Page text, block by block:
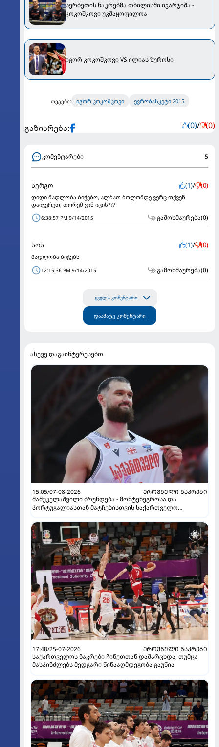
სერბეთის ნაკრებმა თბილისში ივარჯიშა -
კოკოშკოვი უკმაყოფილოა
იგორ კოკოშკოვი VS ილიას ზუროსი
თეგები: იგორ კოკოშკოვი ევრობასკეტი 2015
გაზიარება: (0)/ (0)
კომენტარები 5
სერგო (1)/ (0)
დიდი მადლობა ბიჭებო, ალბათ ბოლომდე ვერც თქვენ
დაიჯერეთ, თორემ ვინ იცის???
6:38:57 PM 9/14/2015 გამოხმაურება(0)
სოს (1)/ (0)
მადლობა ბიჭებს
12:15:36 PM 9/14/2015 გამოხმაურება(0)
ყველა კომენტარი
დაამატე კომენტარი
ასევე დაგაინტერესებთ
15:05/07-08-2026
ᲔᲠᲝᲕᲜᲣᲚᲘ ᲜᲐᲙᲠᲔᲑᲘ
მამუკელაშვილი ბრუნდება - მონტენეგროსა და
პორტუგალიასთან მატჩებისთვის საქართველო
17:48/25-07-2026
ᲔᲠᲝᲕᲜᲣᲚᲘ ᲜᲐᲙᲠᲔᲑᲘ
საქართველოს ნაკრები ჩინეთთან დამარცხდა, თუმცა
მასპინძლებს მედგარი წინააღმდეგობა გაუწია